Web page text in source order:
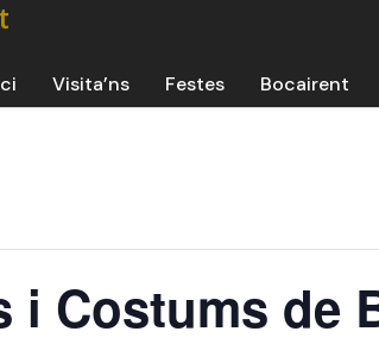
Visita’ns Festes Bocairent
i Costums de